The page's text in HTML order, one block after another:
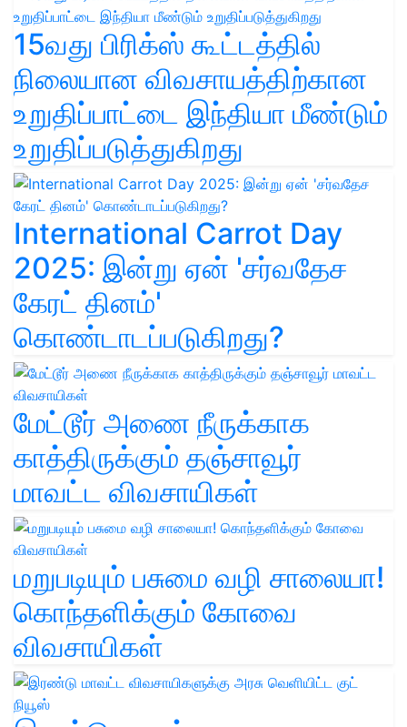
15வது பிரிக்ஸ் கூட்டத்தில்
நிலையான விவசாயத்திற்கான
உறுதிப்பாட்டை இந்தியா மீண்டும்
உறுதிப்படுத்துகிறது
International Carrot Day
2025: இன்று ஏன் 'சர்வதேச
கேரட் தினம்'
கொண்டாடப்படுகிறது?
மேட்டூர் அணை நீருக்காக
காத்திருக்கும் தஞ்சாவூர்
மாவட்ட விவசாயிகள்
மறுபடியும் பசுமை வழி சாலையா!
கொந்தளிக்கும் கோவை
விவசாயிகள்